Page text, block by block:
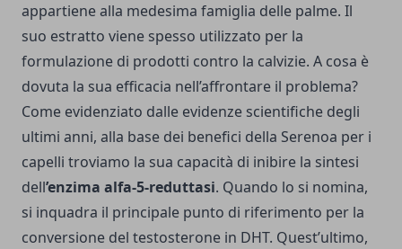
appartiene alla medesima famiglia delle palme. Il
suo estratto viene spesso utilizzato per la
formulazione di prodotti contro la calvizie. A cosa è
dovuta la sua efficacia nell’affrontare il problema?
Come evidenziato dalle evidenze scientifiche degli
ultimi anni, alla base dei benefici della Serenoa per i
capelli troviamo la sua capacità di inibire la sintesi
dell’enzima alfa-5-reduttasi. Quando lo si nomina,
si inquadra il principale punto di riferimento per la
conversione del testosterone in DHT. Quest’ultimo,